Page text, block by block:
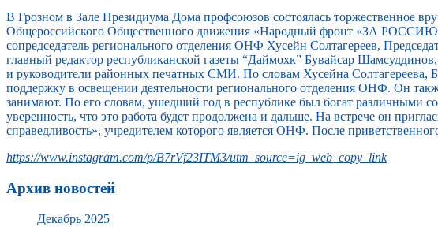
В Грозном в Зале Президиума Дома профсоюзов состоялась торжественное
Общероссийского Общественного движения «Народный фронт «ЗА
сопредседатель регионального отделения ОНФ Хусейн Солтагереев,
главный редактор республиканской газеты “Даймохк” Бувайсар
и руководители районных печатных СМИ. По словам Хусейна
поддержку в освещении деятельности регионального отделения ОНФ. Он
занимают. По его словам, ушедший год в республике был богат различными
уверенность, что это работа будет продолжена и дальше. На встрече он
справедливость», учредителем которого является ОНФ. После
https://www.instagram.com/p/B7rVf23ITM3/utm_source=ig_web_copy_link
Архив новостей
Декабрь 2025